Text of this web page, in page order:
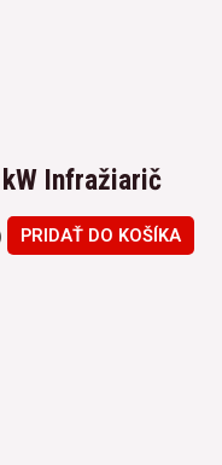
Infražiarič
PRIDAŤ DO KOŠÍKA